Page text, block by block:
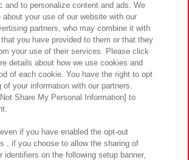
ンペーン
サステナビリティ サイトポリシー
ー ウェブアクセシビリティ方針と検証結果
まとともに
ント対応方針 よくあるご質問・お問い合わせ
and to personalize content and ads. We
about your use of our website with our
partners, who may combine it with
you have provided to them or that they
your use of their services. Please click
details about how we use cookies and
of each cookie. You have the right to opt
of your information with our partners.
Share My Personal Information] to
if you have enabled the opt-out
, if you choose to allow the sharing of
identifiers on the following setup banner,